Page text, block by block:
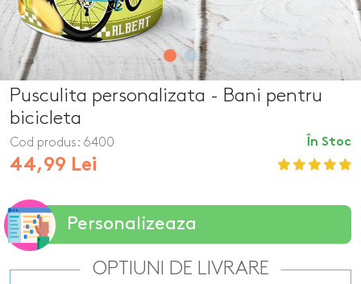
Pusculita personalizata - Bani pentru
bicicleta
În Stoc
Cod produs: 6400
44,99 Lei
Personalizeaza
OPTIUNI DE LIVRARE